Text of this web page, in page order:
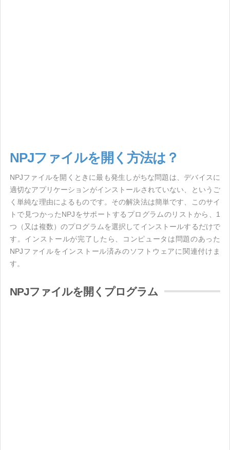
NPJファイルを開く方法は？
NPJファイルを開くときに最も発生しがちな問題は、デバイスに
適切なアプリケーションがインストールされていない、というご
く単純な理由によるものです。その解決法は簡単です、このサイ
トで見つかったNPJをサポートするプログラムのリストから、1
つ（又は複数）のプログラムを選択してインストールするだけで
す。インストールが完了したら、コンピュータは問題のあった
NPJファイルをインストール済みのソフトウェアに関連付けま
す。
NPJファイルを開くプログラム